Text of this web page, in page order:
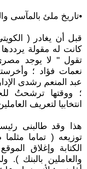
•تاريخ ملئ بالمآسى
قبل أن يغادر (
كانت له مقولة
تقول " لا يوجد
نعمات فؤاد ؛
؛ ووقتها ترشحتُ
انتخابيا لتعريف
هذا وقد طالبنى
توزيعه ( تماما
الكتابة وإغلاق
والعاملين بالبنك